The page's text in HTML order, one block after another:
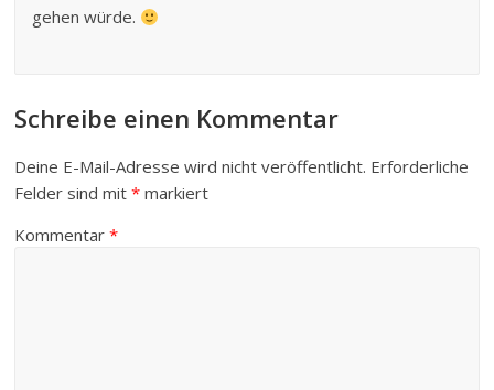
gehen würde.
Schreibe einen Kommentar
Deine E-Mail-Adresse wird nicht veröffentlicht. Erforderliche
Felder sind mit* markiert
Kommentar*